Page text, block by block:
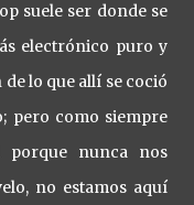
suele ser donde se
electrónico puro y
lo que allí se coció
pero como siempre
porque nunca nos
no estamos aquí